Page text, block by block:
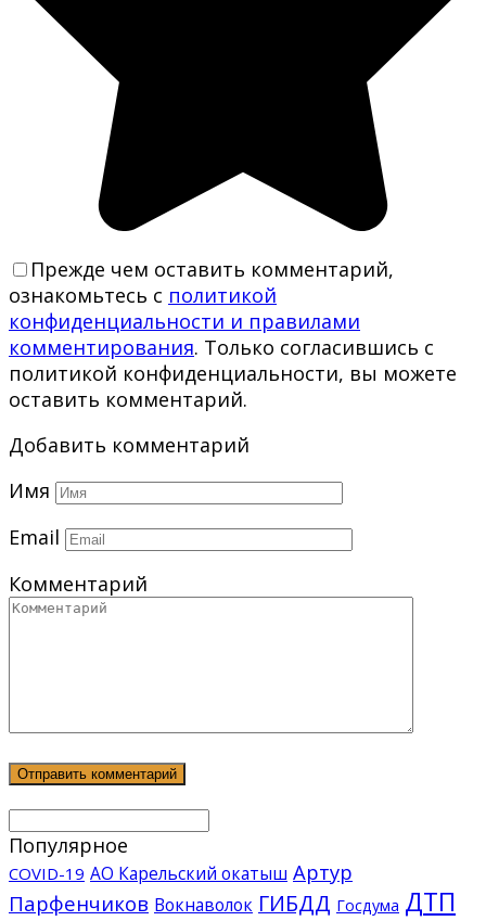
Прежде чем оставить комментарий,
ознакомьтесь с политикой
конфиденциальности и правилами
комментирования. Только согласившись с
политикой конфиденциальности, вы можете
оставить комментарий.
Добавить комментарий
Имя
Email
Комментарий
Популярное
COVID-19 АО Карельский окатыш Артур
Парфенчиков Вокнаволок ГИБДД Госдума ДТП